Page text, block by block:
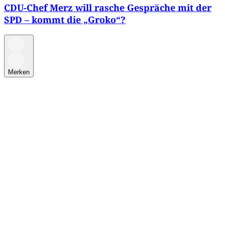
CDU-Chef Merz will rasche Gespräche mit der
SPD – kommt die „Groko“?
Merken